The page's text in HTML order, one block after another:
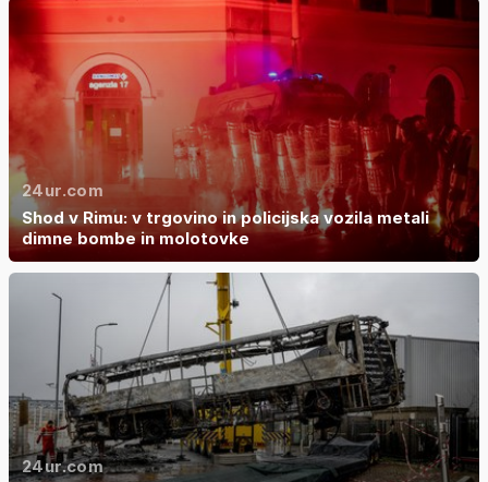
24ur.com
Shod v Rimu: v trgovino in policijska vozila metali
dimne bombe in molotovke
24ur.com